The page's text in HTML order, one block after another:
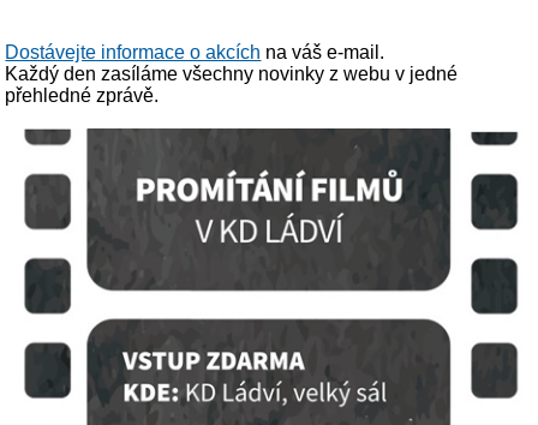
Dostávejte informace o akcích na váš e-mail.
Každý den zasíláme všechny novinky z webu v jedné
přehledné zprávě.